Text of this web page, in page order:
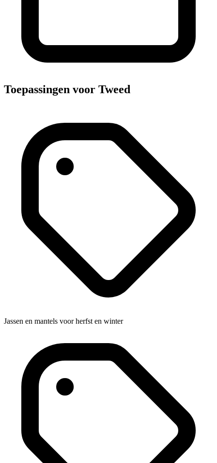
Toepassingen voor Tweed
Jassen en mantels voor herfst en winter